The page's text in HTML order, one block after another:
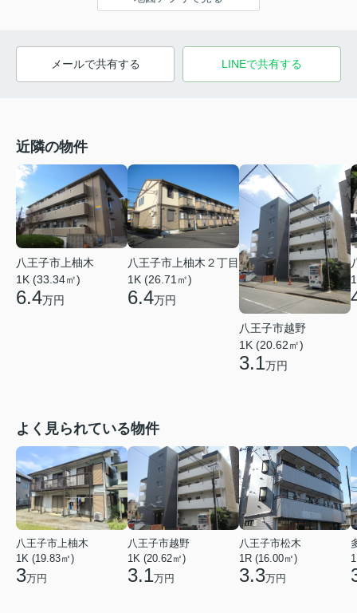
メールで共有する LINEで共有する
近隣の物件
八王子市上柚木
1K (33.34㎡)
6.4万円
八王子市上柚木２丁目
1K (26.71㎡)
6.4万円
八王子市越野
1K (20.62㎡)
3.1万円
よく見られている物件
八王子市上柚木
1K (19.83㎡)
3万円
八王子市越野
1K (20.62㎡)
3.1万円
八王子市松木
1R (16.00㎡)
3.3万円